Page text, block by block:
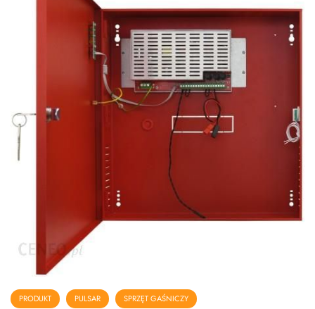
PRODUKT PULSAR SPRZĘT GAŚNICZY